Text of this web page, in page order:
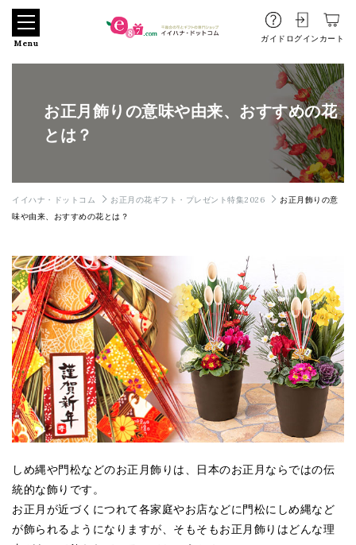
Menu ガイド ログイン カート
お正月飾りの意味や由来、おすすめの花
とは？
イイハナ・ドットコム お正月の花ギフト・プレゼント特集2026
お正月飾りの意
味や由来、おすすめの花とは？
しめ縄や門松などのお正月飾りは、日本のお正月ならではの伝
統的な飾りです。
お正月が近づくにつれて各家庭やお店などに門松にしめ縄など
が飾られるようになりますが、そもそもお正月飾りはどんな理